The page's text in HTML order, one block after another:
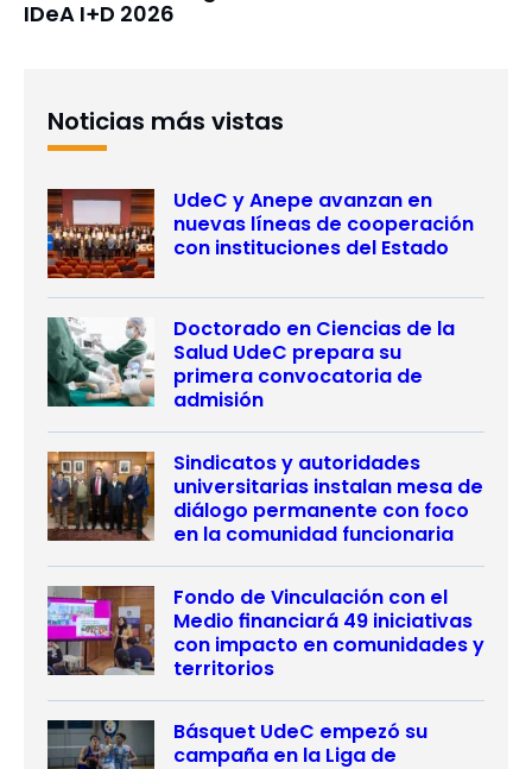
IDeA I+D 2026
Noticias más vistas
UdeC y Anepe avanzan en
nuevas líneas de cooperación
con instituciones del Estado
Doctorado en Ciencias de la
Salud UdeC prepara su
primera convocatoria de
admisión
Sindicatos y autoridades
universitarias instalan mesa de
diálogo permanente con foco
en la comunidad funcionaria
Fondo de Vinculación con el
Medio financiará 49 iniciativas
con impacto en comunidades y
territorios
Básquet UdeC empezó su
campaña en la Liga de